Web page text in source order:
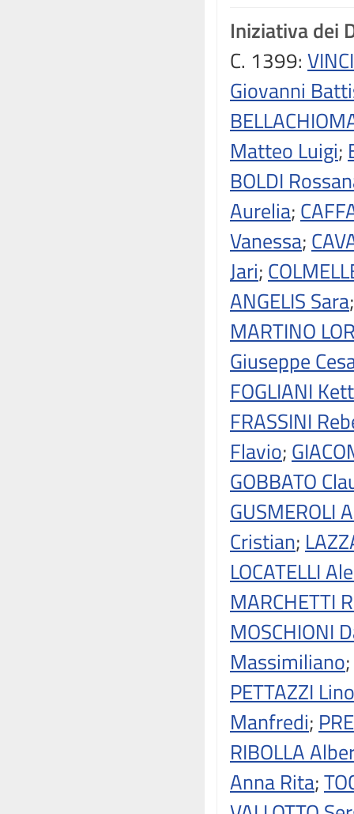
Iniziativa dei
C. 1399:
Giovanni
Matteo Luigi;
BOLDI
Aurelia;
Vanessa;
Jari;
ANGELIS Sara
MARTINO
Giuseppe
FOGLIANI
FRASSINI
Flavio;
GOBBATO
GUSMEROLI
Cristian;
LOCATELLI
MARCHETTI
MOSCHIONI
Massimiliano;
PETTAZZI Lino
Manfredi;
RIBOLLA
Anna Rita;